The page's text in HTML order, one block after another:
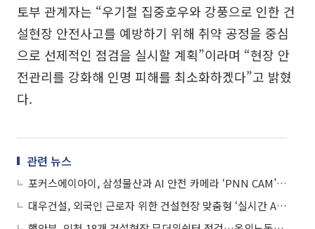
토부 관계자는 “우기철 집중호우와 강풍으로 인한 건
설현장 안전사고를 예방하기 위해 취약 공정을 중심
으로 선제적인 점검을 실시할 계획”이라며 “현장 안
전관리를 강화해 인명 피해를 최소화하겠다”고 밝혔
다.
관련 뉴스
포커스에이아이, 삼성물산과 AI 안전 카메라 ‘PNN CAM’ 시연
대우건설, 외국인 근로자 위한 건설현장 맞춤형 ‘실시간 AI 번역기’ 개발